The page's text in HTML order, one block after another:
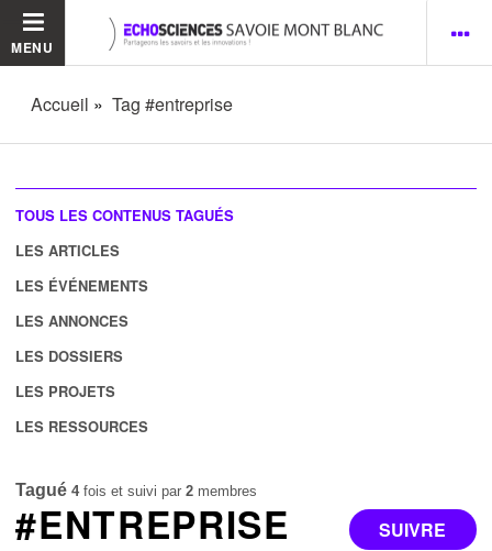
MENU
Accueil Tag #entreprise
TOUS LES CONTENUS TAGUÉS
LES ARTICLES
LES ÉVÉNEMENTS
LES ANNONCES
LES DOSSIERS
LES PROJETS
LES RESSOURCES
Tagué 4fois et suivi par2 membres
SUIVRE
#ENTREPRISE